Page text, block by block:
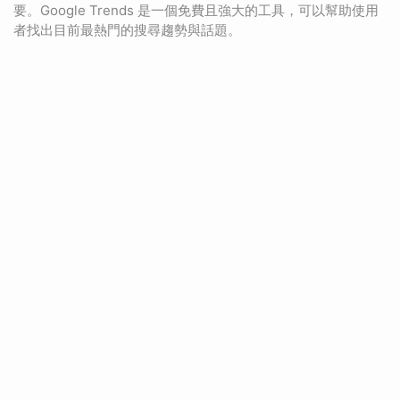
要。Google Trends 是一個免費且強大的工具，可以幫助使用
者找出目前最熱門的搜尋趨勢與話題。